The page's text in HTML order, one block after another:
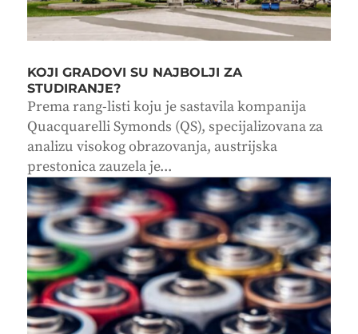
KOJI GRADOVI SU NAJBOLJI ZA
STUDIRANJE?
Prema rang-listi koju je sastavila kompanija
Quacquarelli Symonds (QS), specijalizovana za
analizu visokog obrazovanja, austrijska
prestonica zauzela je...